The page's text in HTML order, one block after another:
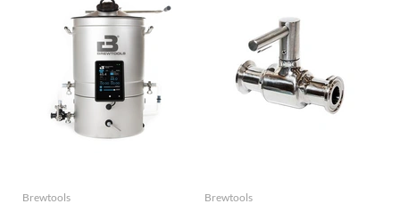
Brewtools Brewtools